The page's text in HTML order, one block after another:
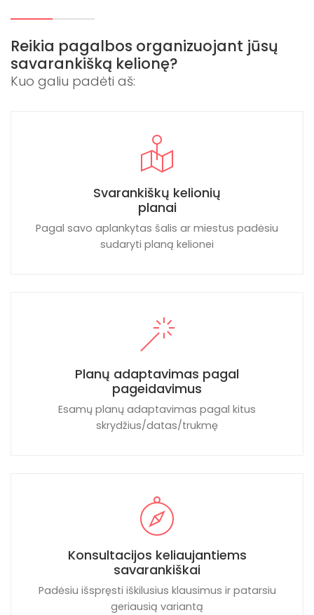
Reikia pagalbos organizuojant jūsų
savarankišką kelionę?
Kuo galiu padėti aš:
Svarankiškų kelionių
planai
Pagal savo aplankytas šalis ar miestus padėsiu
sudaryti planą kelionei
Planų adaptavimas pagal
pageidavimus
Esamų planų adaptavimas pagal kitus
skrydžius/datas/trukmę
Konsultacijos keliaujantiems
savarankiškai
Padėsiu išspręsti iškilusius klausimus ir patarsiu
geriausią variantą